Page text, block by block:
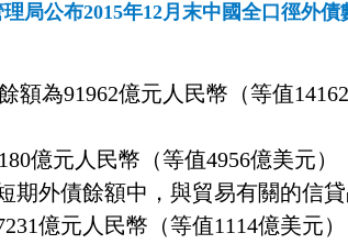
理局公布2015年12月末中國全口徑外債
額為91962億元人民幣（等值14162
億元人民幣（等值4956億美元）
期外債餘額中，與貿易有關的信
億元人民幣（等值1114億美元